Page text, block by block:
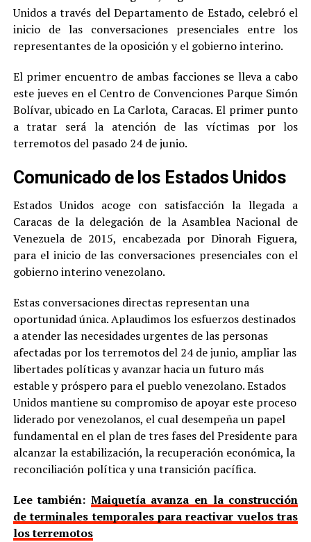
Unidos a través del Departamento de Estado, celebró el
inicio de las conversaciones presenciales entre los
representantes de la oposición y el gobierno interino.
El primer encuentro de ambas facciones se lleva a cabo
este jueves en el Centro de Convenciones Parque Simón
Bolívar, ubicado en La Carlota, Caracas. El primer punto
a tratar será la atención de las víctimas por los
terremotos del pasado 24 de junio.
Comunicado de los Estados Unidos
Estados Unidos acoge con satisfacción la llegada a
Caracas de la delegación de la Asamblea Nacional de
Venezuela de 2015, encabezada por Dinorah Figuera,
para el inicio de las conversaciones presenciales con el
gobierno interino venezolano.
Estas conversaciones directas representan una
oportunidad única. Aplaudimos los esfuerzos destinados
a atender las necesidades urgentes de las personas
afectadas por los terremotos del 24 de junio, ampliar las
libertades políticas y avanzar hacia un futuro más
estable y próspero para el pueblo venezolano. Estados
Unidos mantiene su compromiso de apoyar este proceso
liderado por venezolanos, el cual desempeña un papel
fundamental en el plan de tres fases del Presidente para
alcanzar la estabilización, la recuperación económica, la
reconciliación política y una transición pacífica.
Lee también: Maiquetía avanza en la construcción
de terminales temporales para reactivar vuelos tras
los terremotos